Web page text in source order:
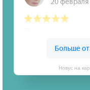
Новус на